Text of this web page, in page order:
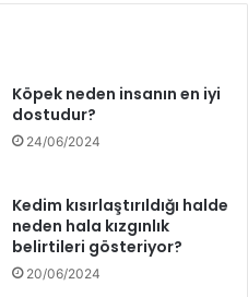
Köpek neden insanın en iyi
dostudur?
24/06/2024
Kedim kısırlaştırıldığı halde
neden hala kızgınlık
belirtileri gösteriyor?
20/06/2024